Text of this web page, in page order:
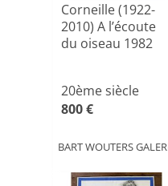
Corneille (1922-
2010) A l’écoute
du oiseau 1982
20ème siècle
800 €
BART WOUTERS